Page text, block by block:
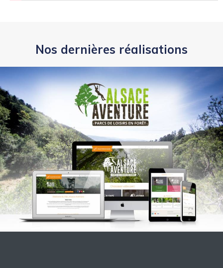
Nos dernières réalisations